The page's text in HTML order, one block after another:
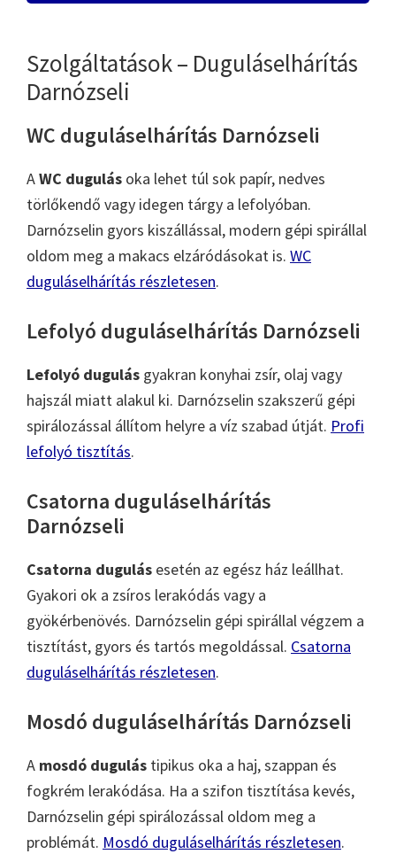
Szolgáltatások – Duguláselhárítás
Darnózseli
WC duguláselhárítás Darnózseli
AWC dugulás oka lehet túl sok papír, nedves
törlőkendő vagy idegen tárgy a lefolyóban.
Darnózselin gyors kiszállással, modern gépi spirállal
oldom meg a makacs elzáródásokat is. WC
duguláselhárítás részletesen.
Lefolyó duguláselhárítás Darnózseli
Lefolyó dugulás gyakran konyhai zsír, olaj vagy
hajszál miatt alakul ki. Darnózselin szakszerű gépi
spirálozással állítom helyre a víz szabad útját. Profi
lefolyó tisztítás.
Csatorna duguláselhárítás
Darnózseli
Csatorna dugulás esetén az egész ház leállhat.
Gyakori ok a zsíros lerakódás vagy a
gyökérbenövés. Darnózselin gépi spirállal végzem a
tisztítást, gyors és tartós megoldással. Csatorna
duguláselhárítás részletesen.
Mosdó duguláselhárítás Darnózseli
A mosdó dugulás tipikus oka a haj, szappan és
fogkrém lerakódása. Ha a szifon tisztítása kevés,
Darnózselin gépi spirálozással oldom meg a
problémát. Mosdó duguláselhárítás részletesen.